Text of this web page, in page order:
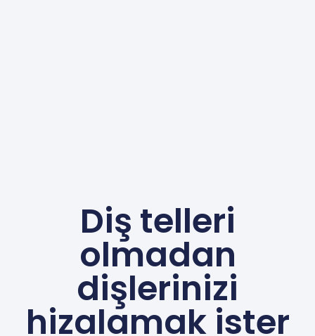
Diş telleri
olmadan
dişlerinizi
hizalamak ister